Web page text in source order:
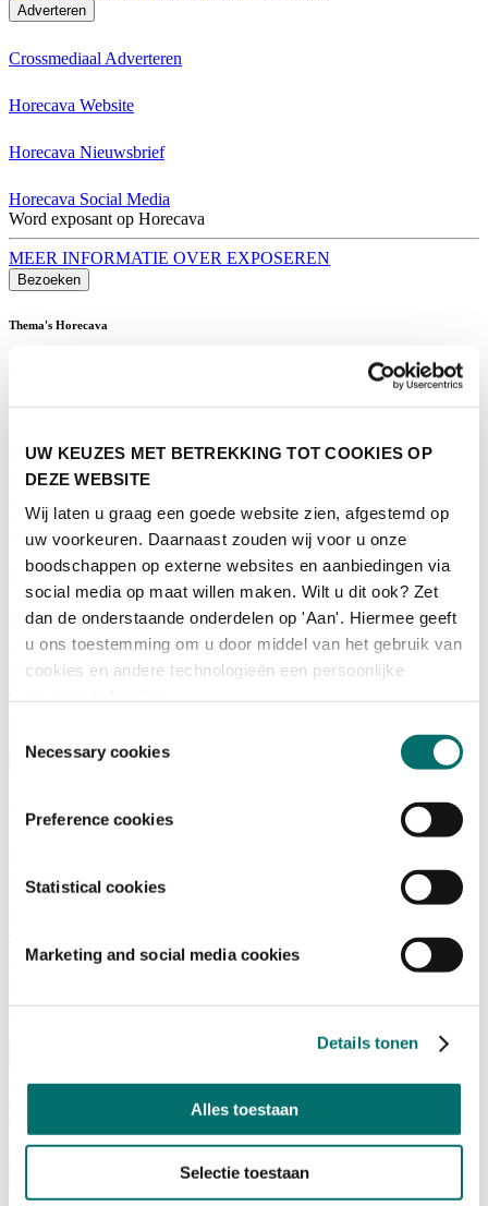
UW KEUZES MET BETREKKING TOT COOKIES OP
DEZE WEBSITE
Wij laten u graag een goede website zien, afgestemd op
uw voorkeuren. Daarnaast zouden wij voor u onze
boodschappen op externe websites en aanbiedingen via
social media op maat willen maken. Wilt u dit ook? Zet
dan de onderstaande onderdelen op 'Aan'. Hiermee geeft
u ons toestemming om u door middel van het gebruik van
cookies en andere technologieën een persoonlijke
Necessary cookies
Preference cookies
Statistical cookies
Marketing and social media cookies
Details tonen
Alles toestaan
Selectie toestaan
Adverteren
Crossmediaal Adverteren
Horecava Website
Horecava Nieuwsbrief
Horecava Social Media
Word exposant op Horecava
MEER INFORMATIE OVER EXPOSEREN
Bezoeken
Thema's Horecava
Programma
Terugblik
Activiteiten
Plattegrond
Programma
Bezoekersinformatie
Tickets
Bezoekersinformatie
Bereikbaarheid Horecava
Veelgestelde Vragen
Ticket kopen voor Horecava
Over Horecava
Waarom Horecava
Ticket kopen voor Horecava
NIEUWSBRIEF
Perskamer